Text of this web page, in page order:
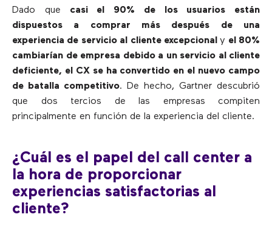
Dado que casi el 90% de los usuarios están
dispuestos a comprar más después de una
experiencia de servicio al cliente excepcionaly el 80%
cambiarían de empresa debido a un servicio al cliente
deficiente, el CX se ha convertido en el nuevo campo
de batalla competitivo. De hecho, Gartner descubrió
que dos tercios de las empresas compiten
principalmente en función de la experiencia del cliente.
¿Cuál es el papel del call center a
la hora de proporcionar
experiencias satisfactorias al
cliente?